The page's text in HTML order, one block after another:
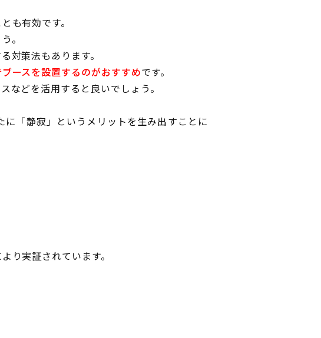
も有効です。
。
対策法もあります。
ースを設置するのがおすすめです。
などを活用すると良いでしょう。
「静寂」というメリットを生み出すことに
り実証されています。